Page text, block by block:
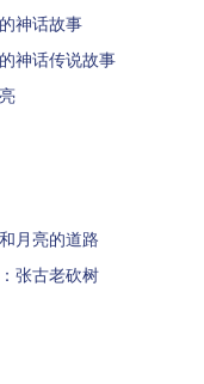
神话故事
神话传说故事
月亮的道路
张古老砍树